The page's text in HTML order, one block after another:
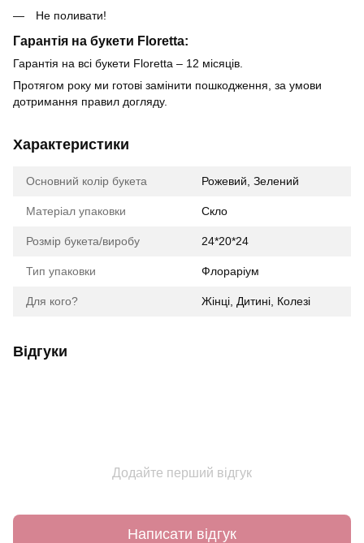
Не поливати!
Гарантія на букети Floretta:
Гарантія на всі букети Floretta – 12 місяців.
Протягом року ми готові замінити пошкодження, за умови
дотримання правил догляду.
Характеристики
Основний колір букета Рожевий, Зелений
Матеріал упаковки Скло
Розмір букета/виробу 24*20*24
Тип упаковки Флораріум
Для кого? Жінці, Дитині, Колезі
Відгуки
Додайте перший відгук
Написати відгук